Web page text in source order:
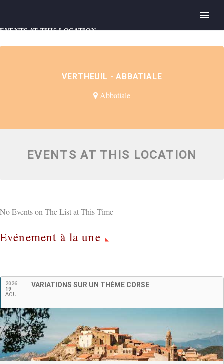
Français
EVENTS AT THIS LOCATION
VERTHEUIL - ABBATIALE
Abbatiale
EVENTS AT THIS LOCATION
No Events on The List at This Time
Evénement à la une
2026
19
AOU
VARIATIONS SUR UN THÈME CORSE